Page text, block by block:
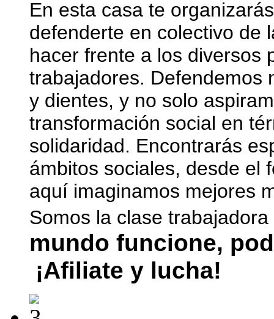
En esta casa te
defenderte en colectivo de
hacer frente a los diversos
trabajadores. Defendemos
y dientes, y no solo
transformación social en
solidaridad. Encontrarás
ámbitos sociales, desde el
aquí imaginamos mejores
Somos la clase
mundo funcione,
¡Afiliate y lucha!